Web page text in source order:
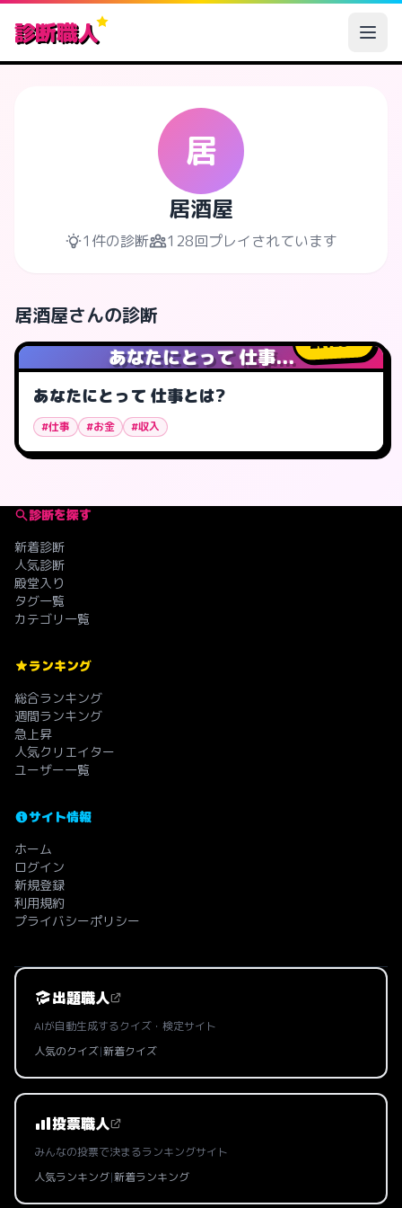
診断職人
居
居酒屋
1件の診断 128回プレイされています
居酒屋さんの診断
あなたにとって 仕事...
128人
あなたにとって 仕事とは?
#仕事 #お金 #収入
診断を探す
新着診断
人気診断
殿堂入り
タグ一覧
カテゴリ一覧
ランキング
総合ランキング
週間ランキング
急上昇
人気クリエイター
ユーザー一覧
サイト情報
ホーム
ログイン
新規登録
利用規約
プライバシーポリシー
出題職人
AIが自動生成するクイズ・検定サイト
人気のクイズ|新着クイズ
投票職人
みんなの投票で決まるランキングサイト
人気ランキング|新着ランキング